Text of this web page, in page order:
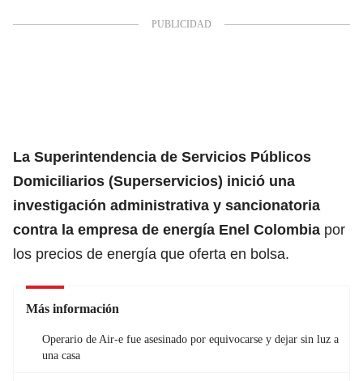
La Superintendencia de Servicios Públicos
Domiciliarios (Superservicios) inició una
investigación administrativa y sancionatoria
contra la empresa de energía Enel Colombia por
los precios de energía que oferta en bolsa.
Más información
Operario de Air-e fue asesinado por equivocarse y dejar sin luz a
una casa